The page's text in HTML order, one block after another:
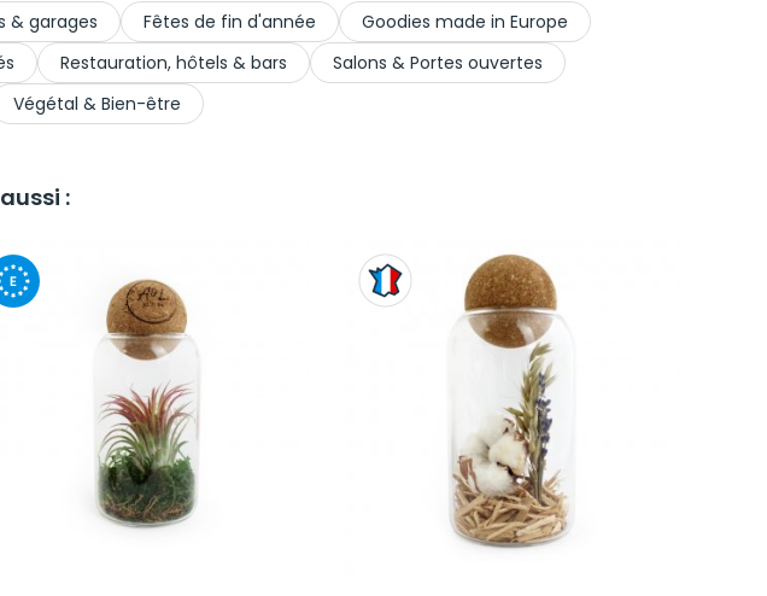
& garages Fêtes de fin d'année
Goodies made in Europe
Restauration, hôtels & bars
Salons & Portes ouvertes
Végétal & Bien-être
: